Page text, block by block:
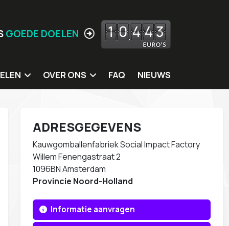
GOEDE DOELEN 10 443
OVER ONS
Jouw locatie hier?
Meer Waarden
Wie zijn wij
Ons eigen MVO beleid
FAQ NIEUWS
ADRESGEGEVENS
Kauwgomballenfabriek Social Impact Factory
Willem Fenengastraat 2
1096BN Amsterdam
Provincie Noord-Holland
Informatie aanvragen